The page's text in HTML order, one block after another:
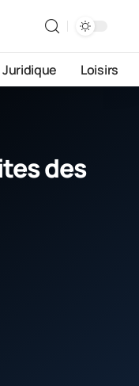
Juridique Loisirs
des